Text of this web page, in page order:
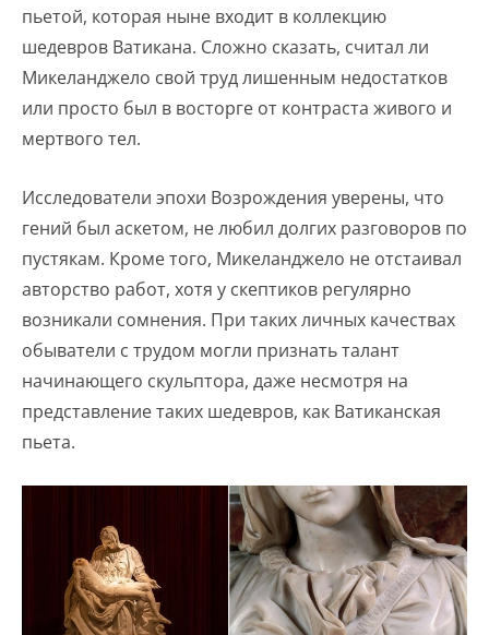
пьетой, которая ныне входит в коллекцию
шедевров Ватикана. Сложно сказать, считал ли
Микеланджело свой труд лишенным недостатков
или просто был в восторге от контраста живого и
мертвого тел.
Исследователи эпохи Возрождения уверены, что
гений был аскетом, не любил долгих разговоров по
пустякам. Кроме того, Микеланджело не отстаивал
авторство работ, хотя у скептиков регулярно
возникали сомнения. При таких личных качествах
обыватели с трудом могли признать талант
начинающего скульптора, даже несмотря на
представление таких шедевров, как Ватиканская
пьета.